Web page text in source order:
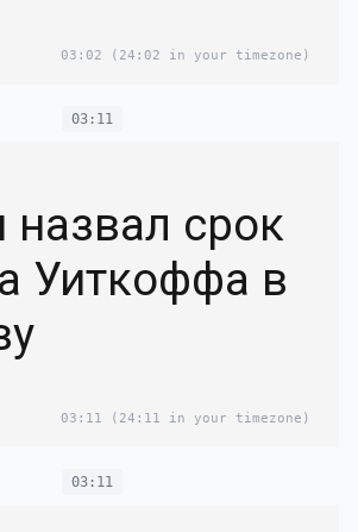
03:02 (24:02 in your timezone)
03:11
назвал срок
Уиткоффа в
03:11 (24:11 in your timezone)
03:11